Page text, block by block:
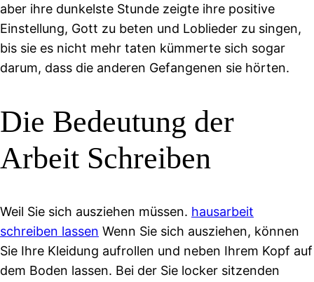
aber ihre dunkelste Stunde zeigte ihre positive
Einstellung, Gott zu beten und Loblieder zu singen,
bis sie es nicht mehr taten kümmerte sich sogar
darum, dass die anderen Gefangenen sie hörten.
Die Bedeutung der
Arbeit Schreiben
Weil Sie sich ausziehen müssen. hausarbeit
schreiben lassen Wenn Sie sich ausziehen, können
Sie Ihre Kleidung aufrollen und neben Ihrem Kopf auf
dem Boden lassen. Bei der Sie locker sitzenden